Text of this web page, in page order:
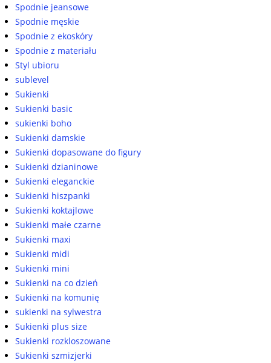
Spodnie jeansowe
Spodnie męskie
Spodnie z ekoskóry
Spodnie z materiału
Styl ubioru
sublevel
Sukienki
Sukienki basic
sukienki boho
Sukienki damskie
Sukienki dopasowane do figury
Sukienki dzianinowe
Sukienki eleganckie
Sukienki hiszpanki
Sukienki koktajlowe
Sukienki małe czarne
Sukienki maxi
Sukienki midi
Sukienki mini
Sukienki na co dzień
Sukienki na komunię
sukienki na sylwestra
Sukienki plus size
Sukienki rozkloszowane
Sukienki szmizjerki